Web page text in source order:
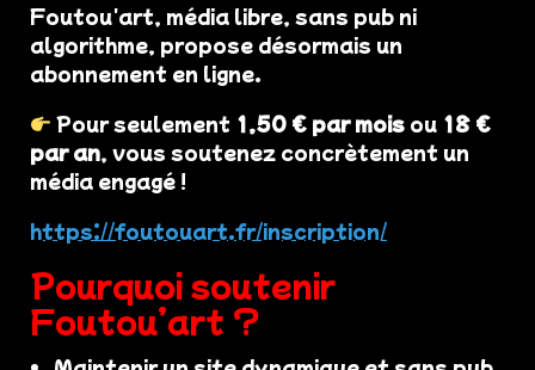
Foutou'art, média libre, sans pub ni
algorithme, propose désormais un
abonnement en ligne.
Pour seulement 1,50 € par mois ou 18 €
par an, vous soutenez concrètement un
média engagé !
https://foutouart.fr/inscription/
Pourquoi soutenir
Foutou’art ?